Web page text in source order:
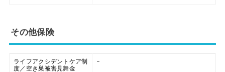
その他保険
ライフアクシデントケア制
度／空き巣被害見舞金
–